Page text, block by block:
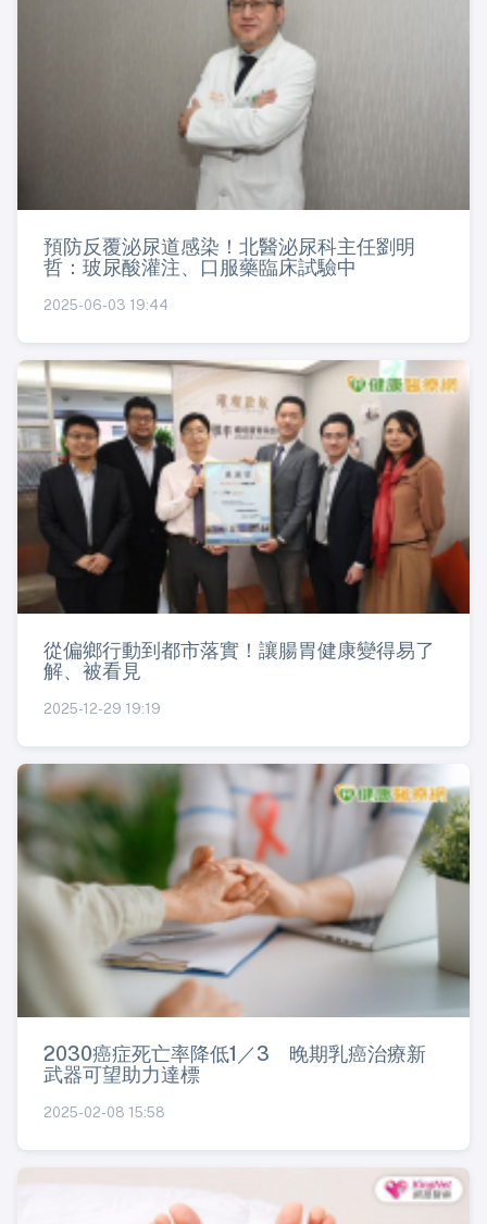
預防反覆泌尿道感染！北醫泌尿科主任劉明
哲：玻尿酸灌注、口服藥臨床試驗中
2025-06-03 19:44
從偏鄉行動到都市落實！讓腸胃健康變得易了
解、被看見
2025-12-29 19:19
2030癌症死亡率降低1／3 晚期乳癌治療新
武器可望助力達標
2025-02-08 15:58